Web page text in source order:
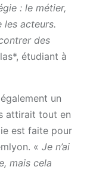
: le métier,
les acteurs.
des
étudiant à
un
attirait tout en
est faite pour
« Je n’ai
mais cela